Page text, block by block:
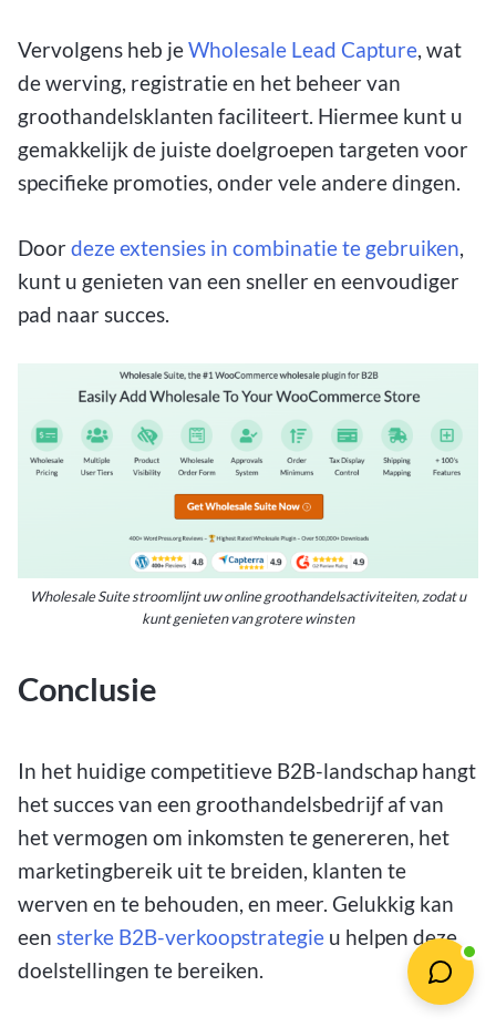
Vervolgens heb jeWholesale Lead Capture, wat
de werving, registratie en het beheer van
groothandelsklanten faciliteert. Hiermee kunt u
gemakkelijk de juiste doelgroepen targeten voor
specifieke promoties, onder vele andere dingen.
Doordeze extensies in combinatie te gebruiken,
kunt u genieten van een sneller en eenvoudiger
pad naar succes.
Wholesale Suite stroomlijnt uw online groothandelsactiviteiten, zodat u
kunt genieten van grotere winsten
Conclusie
In het huidige competitieve B2B-landschap hangt
het succes van een groothandelsbedrijf af van
het vermogen om inkomsten te genereren, het
marketingbereik uit te breiden, klanten te
werven en te behouden, en meer. Gelukkig kan
een sterke B2B-verkoopstrategie u helpen deze
doelstellingen te bereiken.